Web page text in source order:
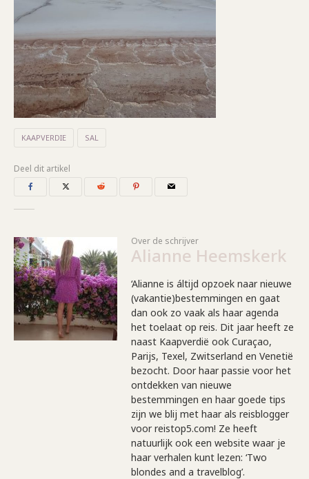
KAAPVERDIE SAL
Deel dit artikel
Over de schrijver
Alianne Heemskerk
‘Alianne is áltijd opzoek naar nieuwe
(vakantie)bestemmingen en gaat
dan ook zo vaak als haar agenda
het toelaat op reis. Dit jaar heeft ze
naast Kaapverdië ook Curaçao,
Parijs, Texel, Zwitserland en Venetië
bezocht. Door haar passie voor het
ontdekken van nieuwe
bestemmingen en haar goede tips
zijn we blij met haar als reisblogger
voor reistop5.com! Ze heeft
natuurlijk ook een website waar je
haar verhalen kunt lezen: ‘Two
blondes and a travelblog’.